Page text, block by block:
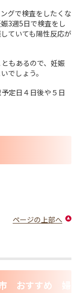
グで検査をしたくな
3週5日で検査をし
ていても陽性反応が
もあるので、妊娠
でしょう。
定日４日後や５日
ページの上部へ
市 おすすめ 婦